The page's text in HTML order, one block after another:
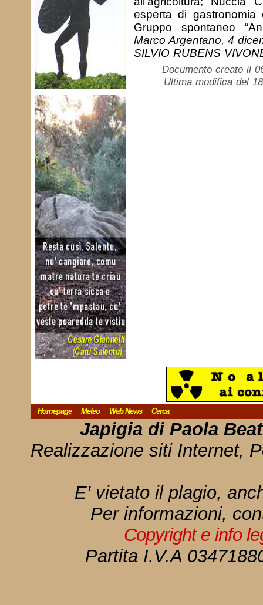
esperta di gastronomia
Gruppo spontaneo
Marco Argentano, 4
SILVIO RUBENS
Documento creato il
Ultima modifica del
Homepage Meteo Web News Cerca
Japigia di Paola
Realizzazione siti Internet,
E' vietato il plagio,
Per informazioni,
Copyright e info
Partita I.V.A